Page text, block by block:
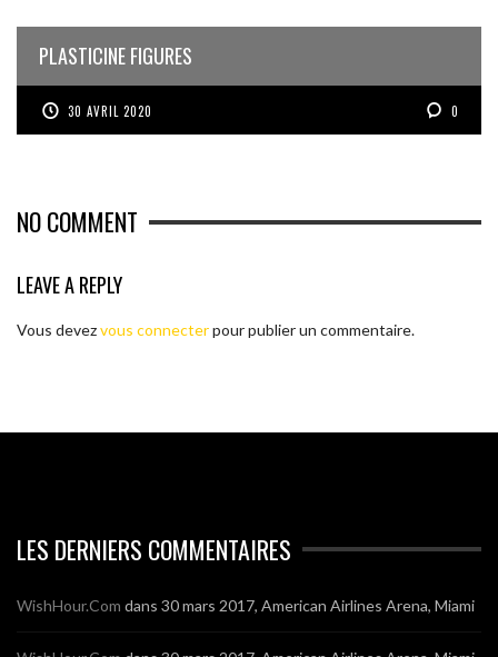
PLASTICINE FIGURES
30 AVRIL 2020 0
NO COMMENT
LEAVE A REPLY
Vous devezvous connecterpour publier un commentaire.
LES DERNIERS COMMENTAIRES
WishHour.Com dans 30 mars 2017, American Airlines Arena, Miami